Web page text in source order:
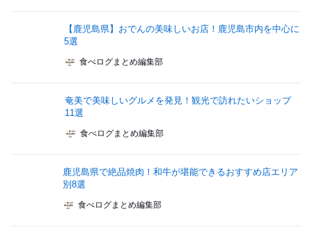
【鹿児島県】おでんの美味しいお店！鹿児島市内を中心に
5選
食べログまとめ編集部
奄美で美味しいグルメを発見！観光で訪れたいショップ
11選
食べログまとめ編集部
鹿児島県で絶品焼肉！和牛が堪能できるおすすめ店エリア
別8選
食べログまとめ編集部